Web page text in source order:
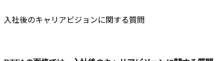
入社後のキャリアビジョンに関する質問